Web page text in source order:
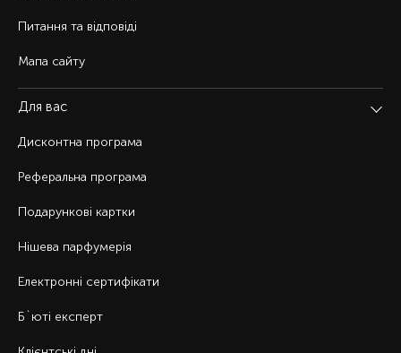
Питання та відповіді
Мапа сайту
Для вас
Дисконтна програма
Реферальна програма
Подарункові картки
Нішева парфумерія
Електронні сертифікати
Б`юті експерт